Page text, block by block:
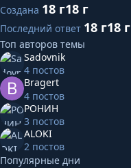
Создана 18 г18 г
Последний ответ 18 г18 г
Топ авторов темы
Sadovnik
4 постов
Bragert
4 постов
РОНИН
3 постов
ALOKI
2 постов
Популярные дни